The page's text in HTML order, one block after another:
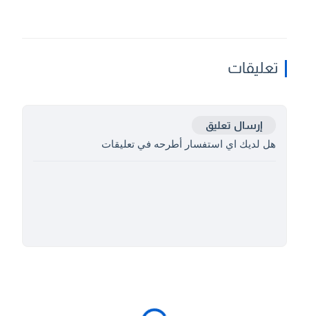
تعليقات
إرسال تعليق
هل لديك اي استفسار أطرحه في تعليقات